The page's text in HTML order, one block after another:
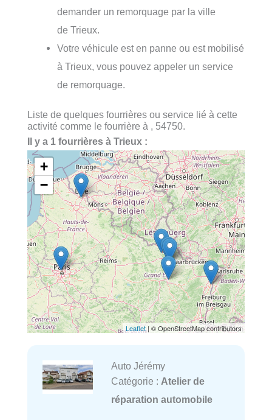
demander un remorquage par la ville
de Trieux.
Votre véhicule est en panne ou est mobilisé
à Trieux, vous pouvez appeler un service
de remorquage.
Liste de quelques fourrières ou service lié à cette
activité comme le fourrière à , 54750.
Il y a 1 fourrières à Trieux :
+
−
Leaflet| © OpenStreetMap contributors
Auto Jérémy
Catégorie : Atelier de
réparation automobile